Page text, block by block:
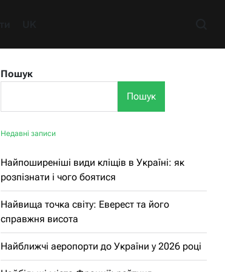
Пошук
Пошук
Недавні записи
Найпоширеніші види кліщів в Україні: як
розпізнати і чого боятися
Найвища точка світу: Еверест та його
справжня висота
Найближчі аеропорти до України у 2026 році